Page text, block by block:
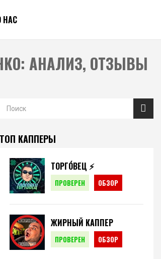
НАС
АНАЛИЗ, ОТЗЫВЫ
ТОП КАППЕРЫ
ТОРГО́ВЕЦ ⚡️
ПРОВЕРЕН ОБЗОР
ЖИРНЫЙ КАППЕР
ПРОВЕРЕН ОБЗОР